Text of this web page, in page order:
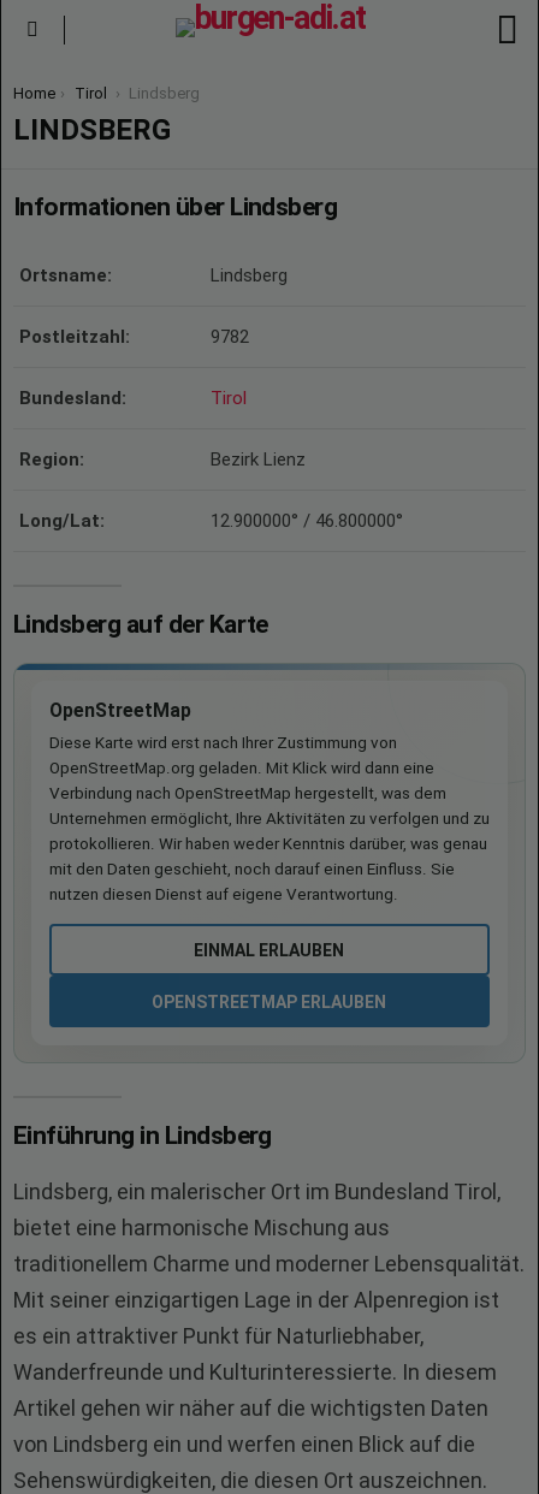
You are here:
Home Tirol Lindsberg
LINDSBERG
Informationen über Lindsberg
Ortsname: Lindsberg
Postleitzahl: 9782
Bundesland: Tirol
Region: Bezirk Lienz
Long/Lat: 12.900000° / 46.800000°
Lindsberg auf der Karte
OpenStreetMap
Diese Karte wird erst nach Ihrer Zustimmung von
OpenStreetMap.org geladen. Mit Klick wird dann eine
Verbindung nach OpenStreetMap hergestellt, was dem
Unternehmen ermöglicht, Ihre Aktivitäten zu verfolgen und zu
protokollieren. Wir haben weder Kenntnis darüber, was genau
mit den Daten geschieht, noch darauf einen Einfluss. Sie
nutzen diesen Dienst auf eigene Verantwortung.
EINMAL ERLAUBEN
OPENSTREETMAP ERLAUBEN
Einführung in Lindsberg
Lindsberg, ein malerischer Ort im Bundesland Tirol,
bietet eine harmonische Mischung aus
traditionellem Charme und moderner Lebensqualität.
Mit seiner einzigartigen Lage in der Alpenregion ist
es ein attraktiver Punkt für Naturliebhaber,
Wanderfreunde und Kulturinteressierte. In diesem
Artikel gehen wir näher auf die wichtigsten Daten
von Lindsberg ein und werfen einen Blick auf die
Sehenswürdigkeiten, die diesen Ort auszeichnen.